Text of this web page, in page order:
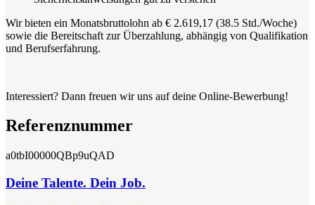
Wir bieten ein Monatsbruttolohn ab € 2.619,17 (38.5 Std./Woche)
sowie die Bereitschaft zur Überzahlung, abhängig von Qualifikation
und Berufserfahrung.
Interessiert? Dann freuen wir uns auf deine Online-Bewerbung!
Referenznummer
a0tbI00000QBp9uQAD
Deine Talente. Dein Job.